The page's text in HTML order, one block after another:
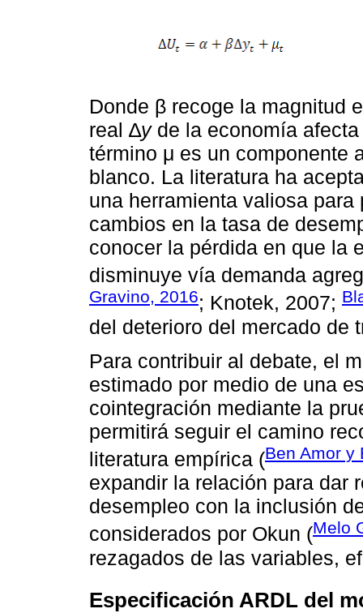
Donde β recoge la magnitud
real ∆yde la economía
término μ es un componente
blanco. La literatura ha
una herramienta valiosa
cambios en la tasa de
conocer la pérdida en que la
disminuye vía demanda
Gravino, 2016; Knotek, 2007;
del deterioro del mercado de
Para contribuir al debate, el
estimado por medio de una
cointegración mediante la
permitirá seguir el camino
literatura empírica (Ben Amor y
expandir la relación para dar
desempleo con la inclusión
considerados por Okun (Melo
rezagados de las variables,
Especificación ARDL del